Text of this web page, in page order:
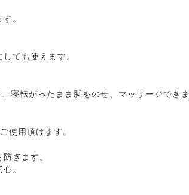
。
ても使えます。
寝転がったまま脚をのせ、マッサージでき
使用頂けます。
ぎます。
。